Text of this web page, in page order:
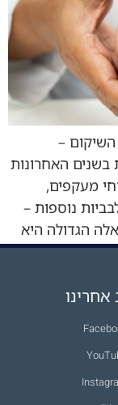
–
בשנים האחרונות
מעקפים,
נוספות –
הגדולה היא
את הלב,
אחרינו